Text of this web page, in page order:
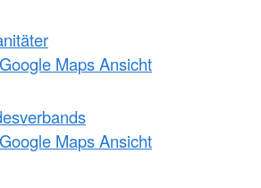
Maps Ansicht
Maps Ansicht